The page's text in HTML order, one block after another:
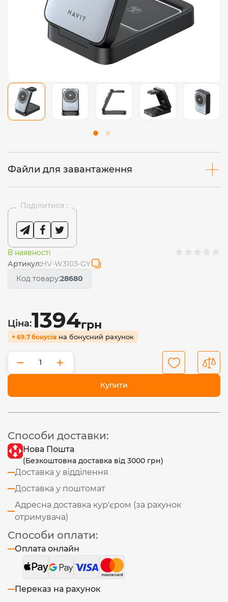
Файли для завантаження
Поділитися :
В наявності
Артикул:HV-W3103-GY
Код товару:28680
Ціна:1394грн
+ 69.7 бонусів на бонусний рахунок
− +
Купити
Способи доставки:
Нова Пошта
(Безкоштовна доставка від 3000 грн)
Доставка у відділення
Доставка у поштомат
Адресна доставка кур'єром (за рахунок
отримувача)
Способи оплати:
Оплата онлайн
Переказ на рахунок